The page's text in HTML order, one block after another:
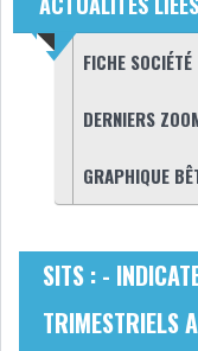
NOMINATIONS
PRIVATISATION &
INDICATEURS
INTERMÉDIAIRES
OPINION
SONDAGES
FICHE SOCIÉTÉ
(ONGLET ACTIF)
DERNIERS
GRAPHIQUE
SITS : -